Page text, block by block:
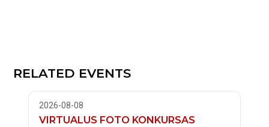
RELATED EVENTS
2026-08-08
VIRTUALUS FOTO KONKURSAS